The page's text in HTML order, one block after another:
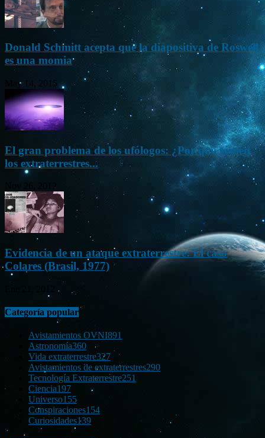
Donald Schmitt acepta que la diapositiva de Roswell
es una momia
May 14, 2015
El gran problema de los ufólogos: ¿Por qué vienen
los extraterrestres...
Nov 26, 2012
Evidencia de un ataque extraterrestre: El caso
Colares (Brasil, 1977)
Categoría popular
Avistamientos OVNI891
Astronomía360
Vida extraterrestre327
Avistamientos de extraterrestres290
Tecnología Extraterrestre251
Ciencia197
Universo155
Conspiraciones154
Curiosidades139